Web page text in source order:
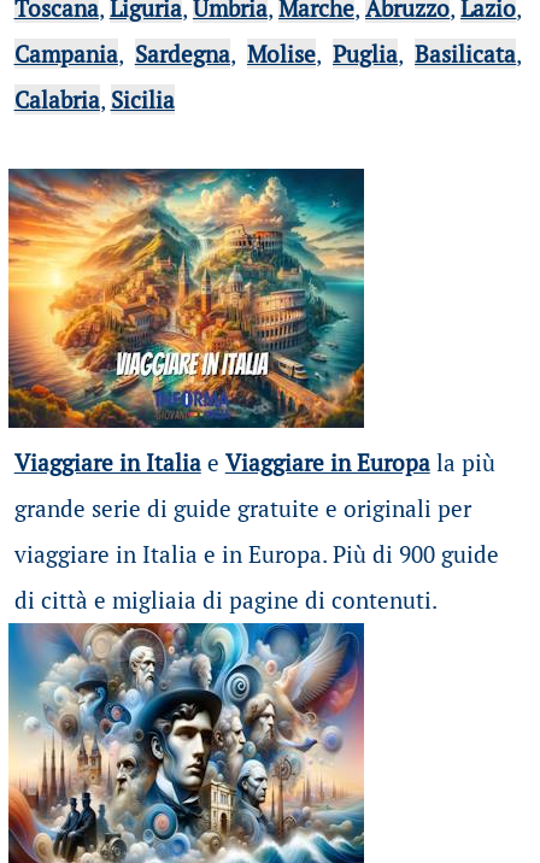
Toscana, Liguria, Umbria,Marche,Abruzzo,Lazio,
Campania, Sardegna, Molise,Puglia,Basilicata,
Calabria, Sicilia
Viaggiare in Italiae Viaggiare in Europala più
grande serie di guide gratuite e originali per
viaggiare in Italia e in Europa. Più di 900 guide
di città e migliaia di pagine di contenuti.